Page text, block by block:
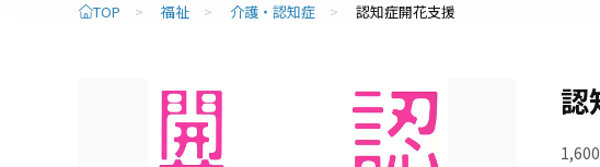
TOP > 福祉 > 介護・認知症 > 認知症開花支援
認